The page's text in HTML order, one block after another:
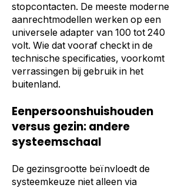
stopcontacten. De meeste moderne
aanrechtmodellen werken op een
universele adapter van 100 tot 240
volt. Wie dat vooraf checkt in de
technische specificaties, voorkomt
verrassingen bij gebruik in het
buitenland.
Eenpersoonshuishouden
versus gezin: andere
systeemschaal
De gezinsgrootte beïnvloedt de
systeemkeuze niet alleen via